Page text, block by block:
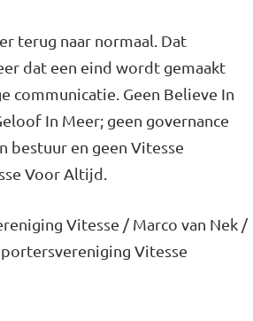
terug naar normaal. Dat
dat een eind wordt gemaakt
communicatie. Geen Believe In
In Meer; geen governance
bestuur en geen Vitesse
Voor Altijd.
Vitesse / Marco van Nek /
Vitesse